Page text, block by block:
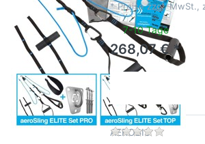
* Preise zzgl. MwSt.,
7-10 Tage
268,07 € *
AEROBIS Zu